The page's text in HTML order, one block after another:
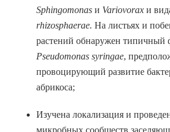
Sphingomonasи Variovoraxи
rhizosphaerae. На листьях и
растений обнаружен типичный
Pseudomonas syringae,
провоцирующий развитие
абрикоса;
Изучена локализация и
микробных сообществ